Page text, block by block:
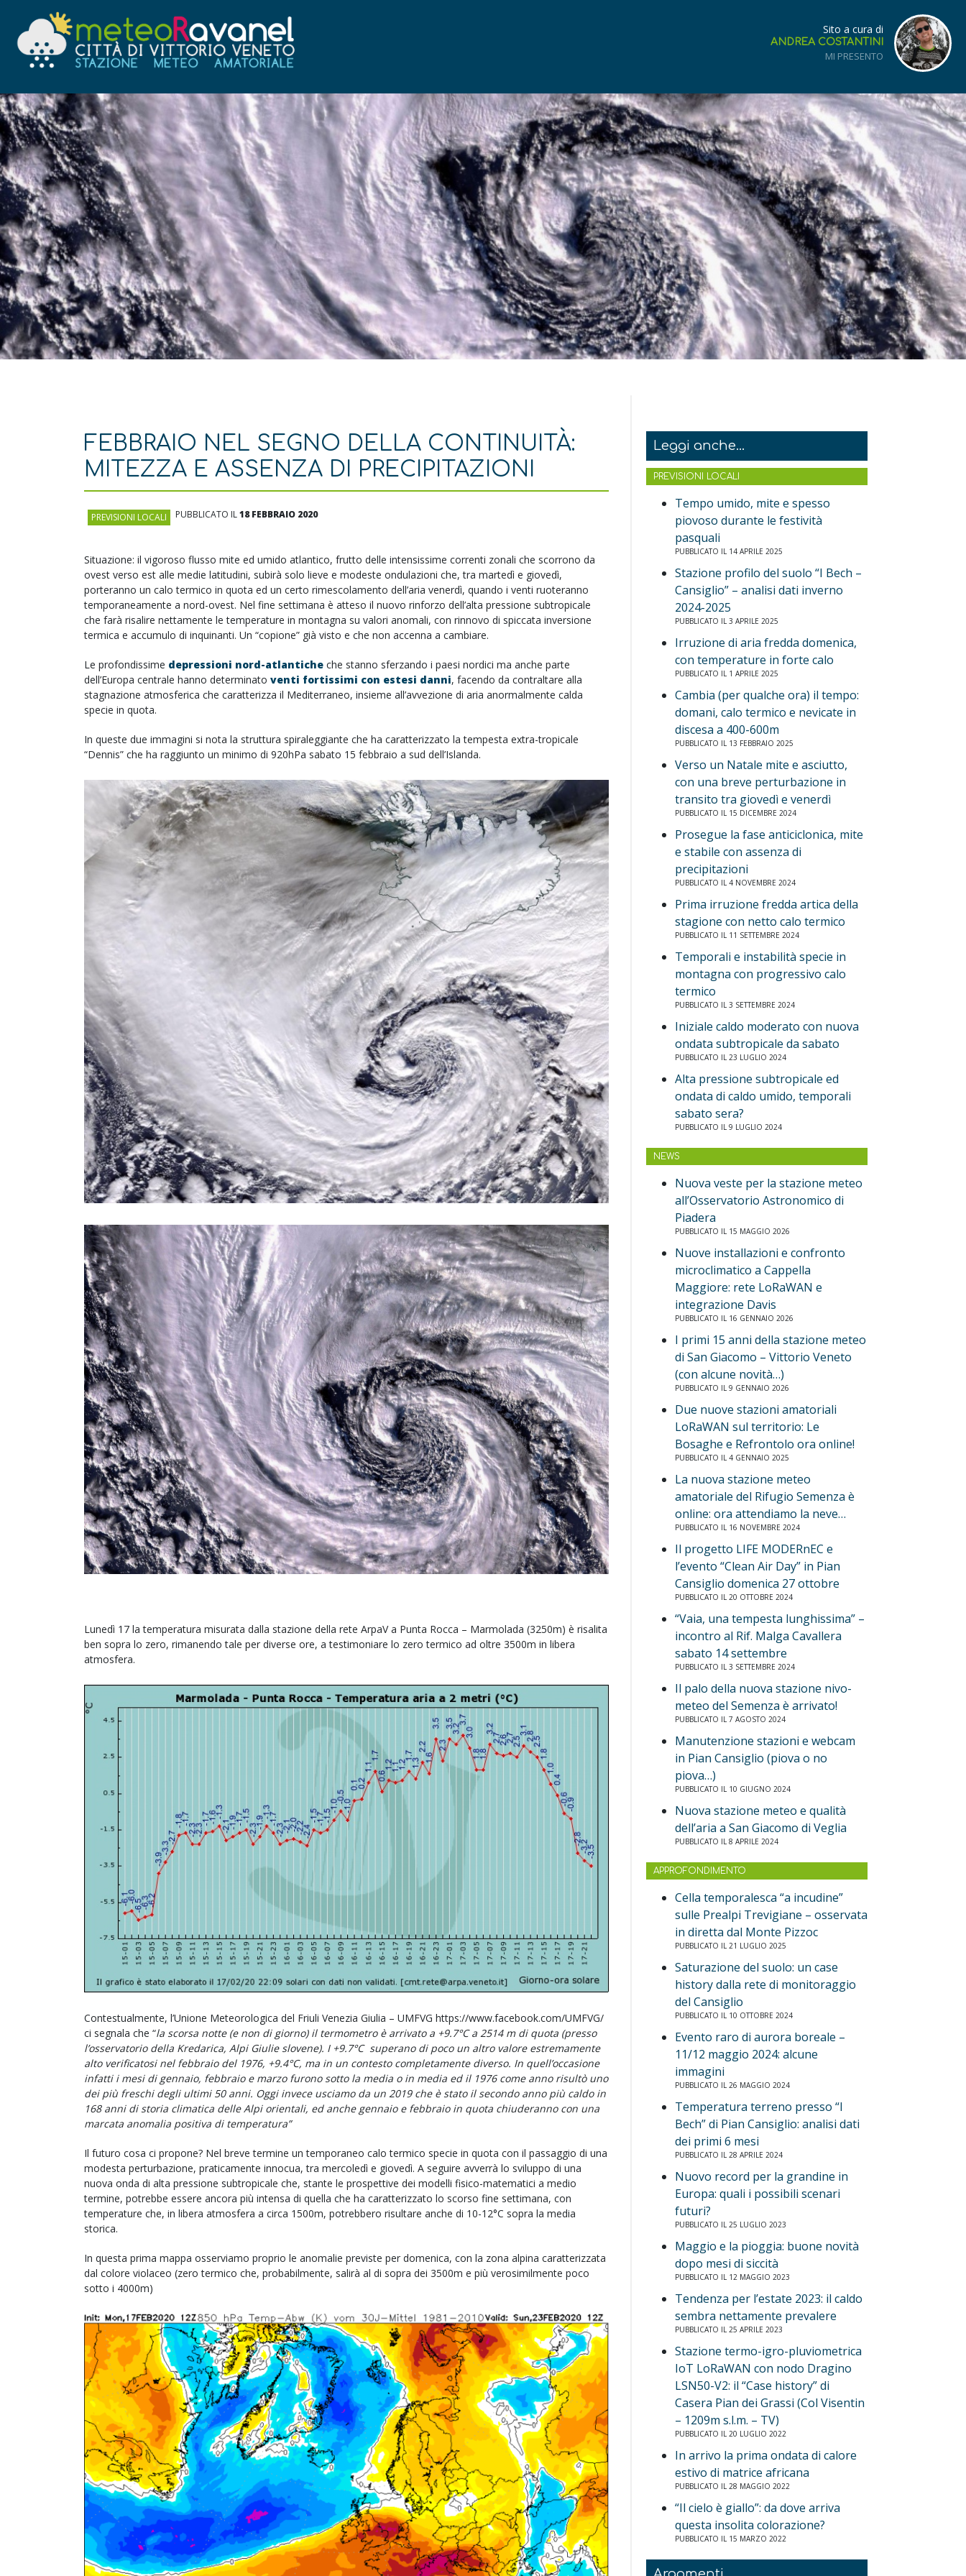
Sito a cura di
ANDREA COSTANTINI
MI PRESENTO
FEBBRAIO NEL SEGNO DELLA CONTINUITÀ:
MITEZZA E ASSENZA DI PRECIPITAZIONI
PREVISIONI LOCALI PUBBLICATO IL18 FEBBRAIO 2020
Situazione: il vigoroso flusso mite ed umido atlantico, frutto delle intensissime correnti zonali che scorrono da
ovest verso est alle medie latitudini, subirà solo lieve e modeste ondulazioni che, tra martedì e giovedì,
porteranno un calo termico in quota ed un certo rimescolamento dell’aria venerdì, quando i venti ruoteranno
temporaneamente a nord-ovest. Nel fine settimana è atteso il nuovo rinforzo dell’alta pressione subtropicale
che farà risalire nettamente le temperature in montagna su valori anomali, con rinnovo di spiccata inversione
termica e accumulo di inquinanti. Un “copione” già visto e che non accenna a cambiare.
Le profondissime depressioni nord-atlantiche che stanno sferzando i paesi nordici ma anche parte
dell’Europa centrale hanno determinato venti fortissimi con estesi danni, facendo da contraltare alla
stagnazione atmosferica che caratterizza il Mediterraneo, insieme all’avvezione di aria anormalmente calda
specie in quota.
In queste due immagini si nota la struttura spiraleggiante che ha caratterizzato la tempesta extra-tropicale
“Dennis” che ha raggiunto un minimo di 920hPa sabato 15 febbraio a sud dell’Islanda.
Lunedì 17 la temperatura misurata dalla stazione della rete ArpaV a Punta Rocca – Marmolada (3250m) è risalita
ben sopra lo zero, rimanendo tale per diverse ore, a testimoniare lo zero termico ad oltre 3500m in libera
atmosfera.
Contestualmente, l’Unione Meteorologica del Friuli Venezia Giulia – UMFVG https://www.facebook.com/UMFVG/
ci segnala che “la scorsa notte (e non di giorno) il termometro è arrivato a +9.7°C a 2514 m di quota (presso
l’osservatorio della Kredarica, Alpi Giulie slovene). I +9.7°C superano di poco un altro valore estremamente
alto verificatosi nel febbraio del 1976, +9.4°C, ma in un contesto completamente diverso. In quell’occasione
infatti i mesi di gennaio, febbraio e marzo furono sotto la media o in media ed il 1976 come anno risultò uno
dei più freschi degli ultimi 50 anni. Oggi invece usciamo da un 2019 che è stato il secondo anno più caldo in
168 anni di storia climatica delle Alpi orientali, ed anche gennaio e febbraio in quota chiuderanno con una
marcata anomalia positiva di temperatura”
Il futuro cosa ci propone? Nel breve termine un temporaneo calo termico specie in quota con il passaggio di una
modesta perturbazione, praticamente innocua, tra mercoledì e giovedì. A seguire avverrà lo sviluppo di una
nuova onda di alta pressione subtropicale che, stante le prospettive dei modelli fisico-matematici a medio
termine, potrebbe essere ancora più intensa di quella che ha caratterizzato lo scorso fine settimana, con
temperature che, in libera atmosfera a circa 1500m, potrebbero risultare anche di 10-12°C sopra la media
storica.
In questa prima mappa osserviamo proprio le anomalie previste per domenica, con la zona alpina caratterizzata
dal colore violaceo (zero termico che, probabilmente, salirà al di sopra dei 3500m e più verosimilmente poco
sotto i 4000m)
Leggi anche...
PREVISIONI LOCALI
Tempo umido, mite e spesso
piovoso durante le festività
pasquali
PUBBLICATO IL 14 APRILE 2025
Stazione profilo del suolo “I Bech –
Cansiglio” – analisi dati inverno
2024-2025
PUBBLICATO IL 3 APRILE 2025
Irruzione di aria fredda domenica,
con temperature in forte calo
PUBBLICATO IL 1 APRILE 2025
Cambia (per qualche ora) il tempo:
domani, calo termico e nevicate in
discesa a 400-600m
PUBBLICATO IL 13 FEBBRAIO 2025
Verso un Natale mite e asciutto,
con una breve perturbazione in
transito tra giovedì e venerdì
PUBBLICATO IL 15 DICEMBRE 2024
Prosegue la fase anticiclonica, mite
e stabile con assenza di
precipitazioni
PUBBLICATO IL 4 NOVEMBRE 2024
Prima irruzione fredda artica della
stagione con netto calo termico
PUBBLICATO IL 11 SETTEMBRE 2024
Temporali e instabilità specie in
montagna con progressivo calo
termico
PUBBLICATO IL 3 SETTEMBRE 2024
Iniziale caldo moderato con nuova
ondata subtropicale da sabato
PUBBLICATO IL 23 LUGLIO 2024
Alta pressione subtropicale ed
ondata di caldo umido, temporali
sabato sera?
PUBBLICATO IL 9 LUGLIO 2024
NEWS
Nuova veste per la stazione meteo
all’Osservatorio Astronomico di
Piadera
PUBBLICATO IL 15 MAGGIO 2026
Nuove installazioni e confronto
microclimatico a Cappella
Maggiore: rete LoRaWAN e
integrazione Davis
PUBBLICATO IL 16 GENNAIO 2026
I primi 15 anni della stazione meteo
di San Giacomo – Vittorio Veneto
(con alcune novità…)
PUBBLICATO IL 9 GENNAIO 2026
Due nuove stazioni amatoriali
LoRaWAN sul territorio: Le
Bosaghe e Refrontolo ora online!
PUBBLICATO IL 4 GENNAIO 2025
La nuova stazione meteo
amatoriale del Rifugio Semenza è
online: ora attendiamo la neve…
PUBBLICATO IL 16 NOVEMBRE 2024
Il progetto LIFE MODERnEC e
l’evento “Clean Air Day” in Pian
Cansiglio domenica 27 ottobre
PUBBLICATO IL 20 OTTOBRE 2024
“Vaia, una tempesta lunghissima” –
incontro al Rif. Malga Cavallera
sabato 14 settembre
PUBBLICATO IL 3 SETTEMBRE 2024
Il palo della nuova stazione nivo-
meteo del Semenza è arrivato!
PUBBLICATO IL 7 AGOSTO 2024
Manutenzione stazioni e webcam
in Pian Cansiglio (piova o no
piova…)
PUBBLICATO IL 10 GIUGNO 2024
Nuova stazione meteo e qualità
dell’aria a San Giacomo di Veglia
PUBBLICATO IL 8 APRILE 2024
APPROFONDIMENTO
Cella temporalesca “a incudine”
sulle Prealpi Trevigiane – osservata
in diretta dal Monte Pizzoc
PUBBLICATO IL 21 LUGLIO 2025
Saturazione del suolo: un case
history dalla rete di monitoraggio
del Cansiglio
PUBBLICATO IL 10 OTTOBRE 2024
Evento raro di aurora boreale –
11/12 maggio 2024: alcune
immagini
PUBBLICATO IL 26 MAGGIO 2024
Temperatura terreno presso “I
Bech” di Pian Cansiglio: analisi dati
dei primi 6 mesi
PUBBLICATO IL 28 APRILE 2024
Nuovo record per la grandine in
Europa: quali i possibili scenari
futuri?
PUBBLICATO IL 25 LUGLIO 2023
Maggio e la pioggia: buone novità
dopo mesi di siccità
PUBBLICATO IL 12 MAGGIO 2023
Tendenza per l’estate 2023: il caldo
sembra nettamente prevalere
PUBBLICATO IL 25 APRILE 2023
Stazione termo-igro-pluviometrica
IoT LoRaWAN con nodo Dragino
LSN50-V2: il “Case history” di
Casera Pian dei Grassi (Col Visentin
– 1209m s.l.m. – TV)
PUBBLICATO IL 20 LUGLIO 2022
In arrivo la prima ondata di calore
estivo di matrice africana
PUBBLICATO IL 28 MAGGIO 2022
“Il cielo è giallo”: da dove arriva
questa insolita colorazione?
PUBBLICATO IL 15 MARZO 2022